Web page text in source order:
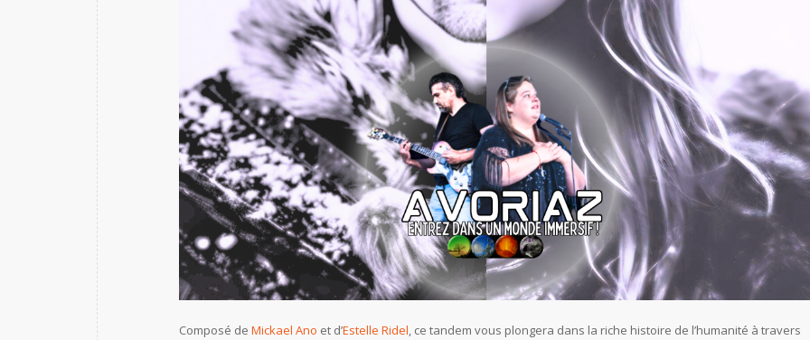
Composé de Mickael Ano et d’Estelle Ridel, ce tandem vous plongera dans la riche histoire de l’humanité à travers